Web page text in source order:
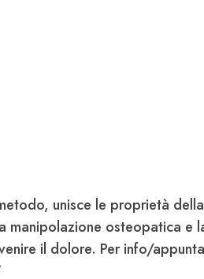
unisce le proprietà
manipolazione osteopatica e
il dolore. Per info/